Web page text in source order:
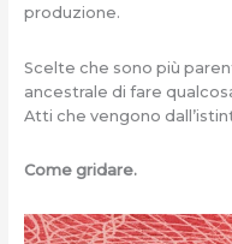
produzione.
Scelte che sono più
ancestrale di fare
Atti che vengono
Come gridare.